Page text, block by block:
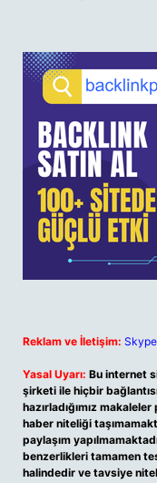
Reklam ve İletişim:
Yasal Uyarı: Bu internet
şirketi ile hiçbir
hazırladığımız
haber niteliği
paylaşım
benzerlikleri tamamen
halindedir ve tavsiye